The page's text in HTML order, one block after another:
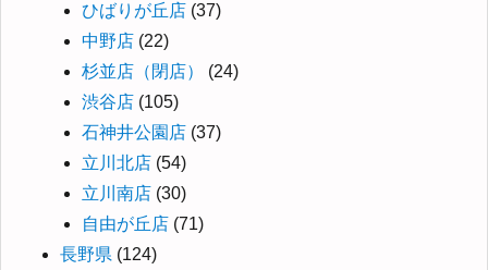
ひばりが丘店 (37)
中野店 (22)
杉並店（閉店）
(24)
渋谷店 (105)
石神井公園店 (37)
立川北店 (54)
立川南店 (30)
自由が丘店 (71)
長野県 (124)